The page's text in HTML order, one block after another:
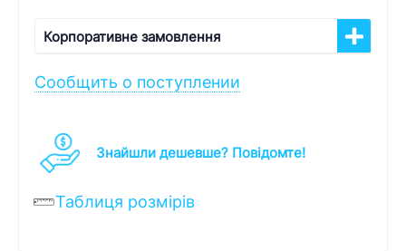
Корпоративне замовлення
Сообщить о поступлении
Знайшли дешевше? Повідомте!
Таблиця розмірів